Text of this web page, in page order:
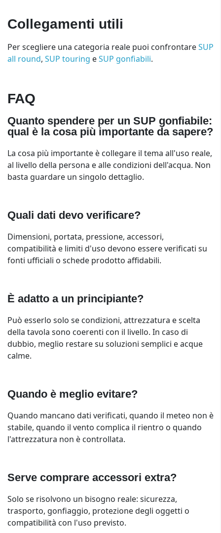
Collegamenti utili
Per scegliere una categoria reale puoi confrontareSUP
all round, SUP touring eSUP gonfiabili.
FAQ
Quanto spendere per un SUP gonfiabile:
qual è la cosa più importante da sapere?
La cosa più importante è collegare il tema all'uso reale,
al livello della persona e alle condizioni dell'acqua. Non
basta guardare un singolo dettaglio.
Quali dati devo verificare?
Dimensioni, portata, pressione, accessori,
compatibilità e limiti d'uso devono essere verificati su
fonti ufficiali o schede prodotto affidabili.
È adatto a un principiante?
Può esserlo solo se condizioni, attrezzatura e scelta
della tavola sono coerenti con il livello. In caso di
dubbio, meglio restare su soluzioni semplici e acque
calme.
Quando è meglio evitare?
Quando mancano dati verificati, quando il meteo non è
stabile, quando il vento complica il rientro o quando
l'attrezzatura non è controllata.
Serve comprare accessori extra?
Solo se risolvono un bisogno reale: sicurezza,
trasporto, gonfiaggio, protezione degli oggetti o
compatibilità con l'uso previsto.